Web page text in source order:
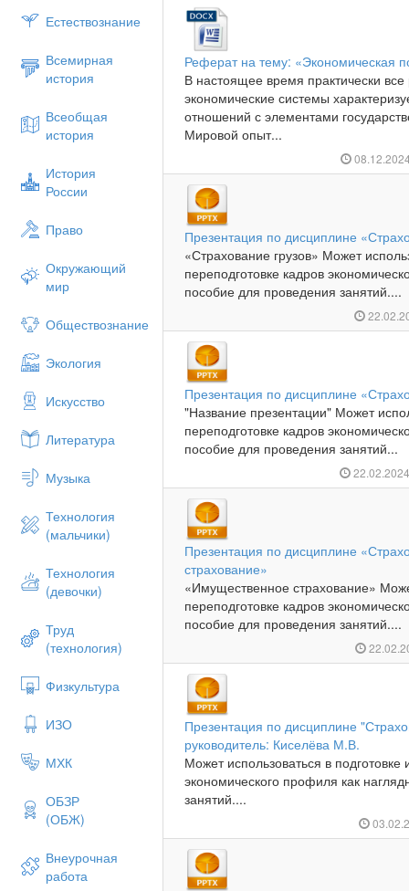
Естествознание
Всемирная
история
Всеобщая
история
История
России
Право
Окружающий
мир
Обществознание
Экология
Искусство
Литература
Музыка
Технология
(мальчики)
Технология
(девочки)
Труд
(технология)
Физкультура
ИЗО
МХК
ОБЗР
(ОБЖ)
Внеурочная
работа
Реферат на тему: «Экономическая
В настоящее время практически
экономические системы
отношений с элементами
Мировой опыт...
Презентация по дисциплине
«Страхование грузов» Может
переподготовке кадров
пособие для проведения занятий....
Презентация по дисциплине
"Название презентации" Может
переподготовке кадров
пособие для проведения занятий...
Презентация по дисциплине
страхование»
«Имущественное страхование»
переподготовке кадров
пособие для проведения занятий....
Презентация по дисциплине
руководитель: Киселёва М.В.
Может использоваться в подготовке
экономического профиля как
занятий....